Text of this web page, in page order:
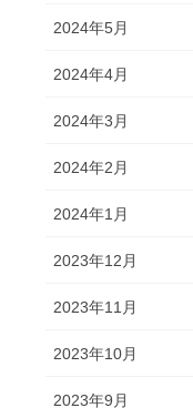
2024年5月
2024年4月
2024年3月
2024年2月
2024年1月
2023年12月
2023年11月
2023年10月
2023年9月